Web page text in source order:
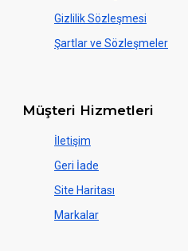
Gizlilik Sözleşmesi
Şartlar ve Sözleşmeler
Müşteri Hizmetleri
İletişim
Geri İade
Site Haritası
Markalar